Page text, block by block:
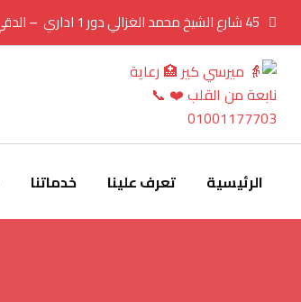
content
45 شارع الشيخ محمد الغزالي دور 1 اداري – الدقي – الجيزة
الرئيسية تعرف علينا خدماتنا